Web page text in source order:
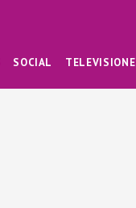
SOCIAL TELEVISIONE